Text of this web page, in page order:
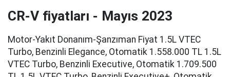
CR-V fiyatları - Mayıs 2023
Motor-Yakıt Donanım-Şanzıman Fiyat 1.5L VTEC
Turbo, Benzinli Elegance, Otomatik 1.558.000 TL 1.5L
VTEC Turbo, Benzinli Executive, Otomatik 1.709.500